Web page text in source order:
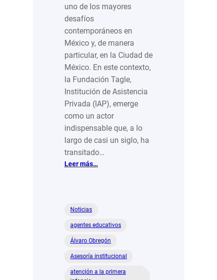
uno de los mayores
desafíos
contemporáneos en
México y, de manera
particular, en la Ciudad de
México. En este contexto,
la Fundación Tagle,
Institución de Asistencia
Privada (IAP), emerge
como un actor
indispensable que, a lo
largo de casi un siglo, ha
transitado…
Leer más…
bienestar
de
mayores
Noticias
agentes educativos
Álvaro Obregón
Asesoría institucional
atención a la primera